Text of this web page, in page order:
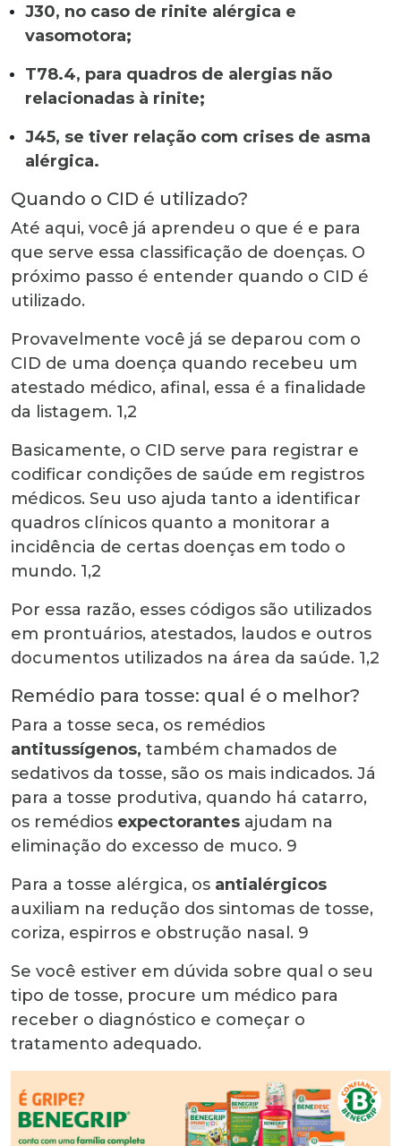
J30, no caso de rinite alérgica e
vasomotora;
T78.4, para quadros de alergias não
relacionadas à rinite;
J45, se tiver relação com crises de asma
alérgica.
Quando o CID é utilizado?
Até aqui, você já aprendeu o que é e para
que serve essa classificação de doenças. O
próximo passo é entender quando o CID é
utilizado.
Provavelmente você já se deparou com o
CID de uma doença quando recebeu um
atestado médico, afinal, essa é a finalidade
da listagem. 1,2
Basicamente, o CID serve para registrar e
codificar condições de saúde em registros
médicos. Seu uso ajuda tanto a identificar
quadros clínicos quanto a monitorar a
incidência de certas doenças em todo o
mundo. 1,2
Por essa razão, esses códigos são utilizados
em prontuários, atestados, laudos e outros
documentos utilizados na área da saúde. 1,2
Remédio para tosse: qual é o melhor?
Para a tosse seca, os remédios
antitussígenos, também chamados de
sedativos da tosse, são os mais indicados. Já
para a tosse produtiva, quando há catarro,
os remédios expectorantes ajudam na
eliminação do excesso de muco. 9
Para a tosse alérgica, os antialérgicos
auxiliam na redução dos sintomas de tosse,
coriza, espirros e obstrução nasal. 9
Se você estiver em dúvida sobre qual o seu
tipo de tosse, procure um médico para
receber o diagnóstico e começar o
tratamento adequado.